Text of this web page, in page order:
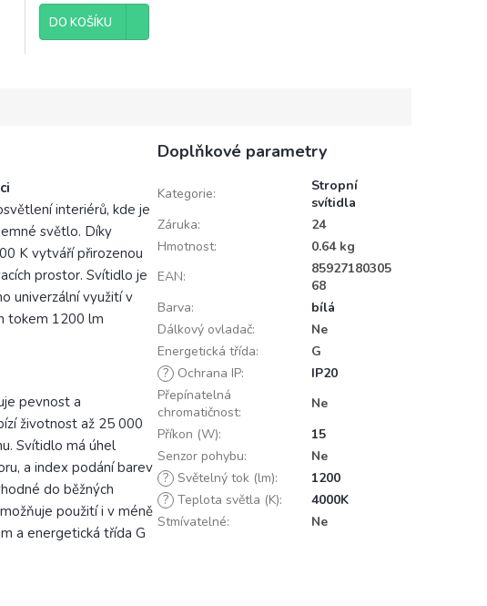
DO KOŠÍKU
interiérů, kde je
světlo. Díky
K vytváří přirozenou
prostor. Svítidlo je
univerzální využití v
tokem 1200 lm
pevnost a
životnost až 25 000
Svítidlo má úhel
a index podání barev
do běžných
použití i v méně
a energetická třída G
Doplňkové parametry
Kategorie:
Stropní
svítidla
Záruka:
24
Hmotnost:
0.64 kg
EAN:
85927180305
68
Barva:
bílá
Dálkový ovladač:
Ne
Energetická třída:
G
? Ochrana IP:
IP20
Přepínatelná
chromatičnost:
Ne
Příkon (W):
15
Senzor pohybu:
Ne
? Světelný tok (lm):
1200
? Teplota světla (K):
4000K
Stmívatelné: Ne